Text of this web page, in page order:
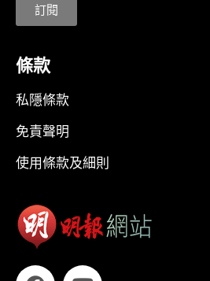
訂閱
條款
私隱條款
免責聲明
使用條款及細則